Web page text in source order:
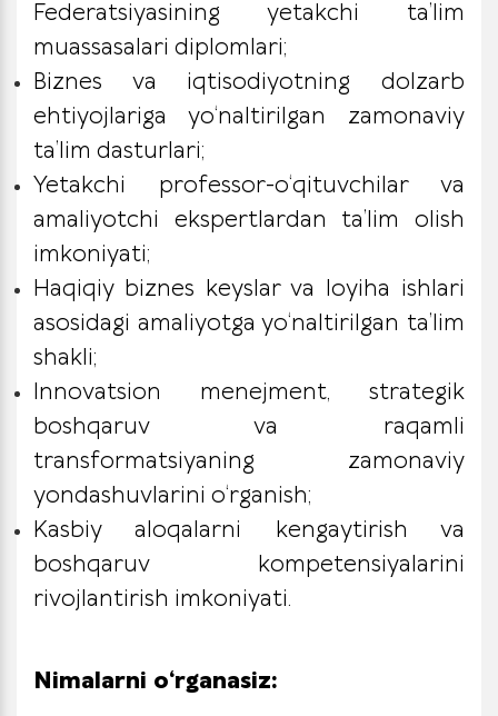
Federatsiyasining yetakchi ta’lim
muassasalari diplomlari;
Biznes va iqtisodiyotning dolzarb
ehtiyojlariga yo‘naltirilgan zamonaviy
ta’lim dasturlari;
Yetakchi professor-o‘qituvchilar va
amaliyotchi ekspertlardan ta’lim olish
imkoniyati;
Haqiqiy biznes keyslar va loyiha ishlari
asosidagi amaliyotga yo‘naltirilgan ta’lim
shakli;
Innovatsion menejment, strategik
boshqaruv va raqamli
transformatsiyaning zamonaviy
yondashuvlarini o‘rganish;
Kasbiy aloqalarni kengaytirish va
boshqaruv kompetensiyalarini
rivojlantirish imkoniyati.
Nimalarni o‘rganasiz: